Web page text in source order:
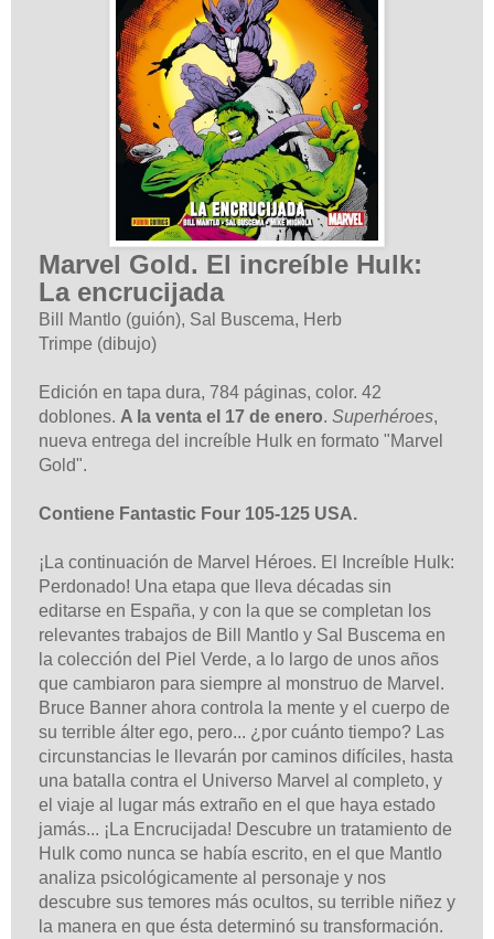
Marvel Gold. El increíble Hulk:
La encrucijada
Bill Mantlo (guión), Sal Buscema, Herb
Trimpe (dibujo)
Edición en tapa dura, 784 páginas, color. 42
doblones. A la venta el 17 de enero. Superhéroes,
nueva entrega del increíble Hulk en formato "Marvel
Gold".
Contiene Fantastic Four 105-125 USA.
¡La continuación de Marvel Héroes. El Increíble Hulk:
Perdonado! Una etapa que lleva décadas sin
editarse en España, y con la que se completan los
relevantes trabajos de Bill Mantlo y Sal Buscema en
la colección del Piel Verde, a lo largo de unos años
que cambiaron para siempre al monstruo de Marvel.
Bruce Banner ahora controla la mente y el cuerpo de
su terrible álter ego, pero... ¿por cuánto tiempo? Las
circunstancias le llevarán por caminos difíciles, hasta
una batalla contra el Universo Marvel al completo, y
el viaje al lugar más extraño en el que haya estado
jamás... ¡La Encrucijada! Descubre un tratamiento de
Hulk como nunca se había escrito, en el que Mantlo
analiza psicológicamente al personaje y nos
descubre sus temores más ocultos, su terrible niñez y
la manera en que ésta determinó su transformación.